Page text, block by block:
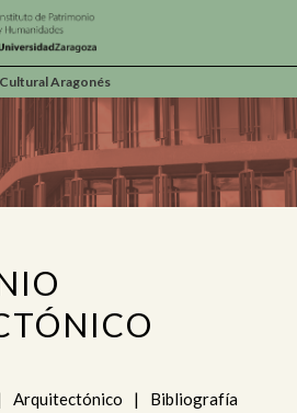
Aragonés
Arquitectónico | Bibliografía